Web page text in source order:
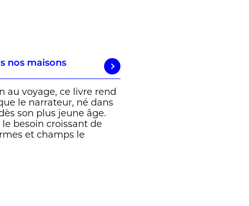
nos maisons
au voyage, ce livre rend
le narrateur, né dans
son plus jeune âge.
besoin croissant de
et champs le